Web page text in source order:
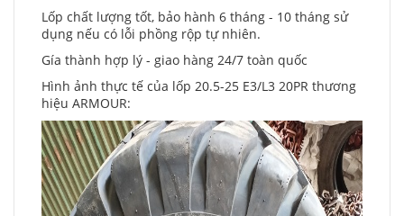
Lốp chất lượng tốt, bảo hành 6 tháng - 10 tháng sử
dụng nếu có lỗi phồng rộp tự nhiên.
Gía thành hợp lý - giao hàng 24/7 toàn quốc
Hình ảnh thực tế của lốp 20.5-25 E3/L3 20PR thương
hiệu ARMOUR: